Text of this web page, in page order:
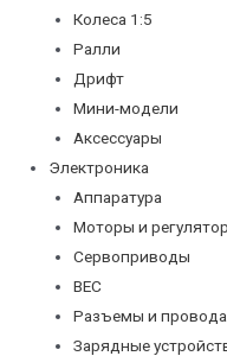
Колеса 1:5
Ралли
Дрифт
Мини-модели
Аксессуары
Электроника
Аппаратура
Моторы и
Сервоприводы
BEC
Разъемы и провода
Зарядные